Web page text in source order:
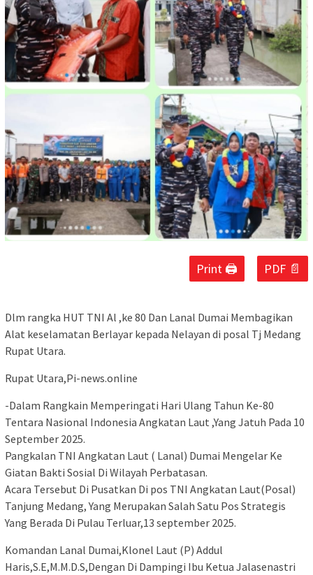
Print 🖨 PDF 📄
Dlm rangka HUT TNI Al ,ke 80 Dan Lanal Dumai Membagikan
Alat keselamatan Berlayar kepada Nelayan di posal Tj Medang
Rupat Utara.
Rupat Utara,Pi-news.online
-Dalam Rangkain Memperingati Hari Ulang Tahun Ke-80
Tentara Nasional Indonesia Angkatan Laut ,Yang Jatuh Pada 10
September 2025.
Pangkalan TNI Angkatan Laut ( Lanal) Dumai Mengelar Ke
Giatan Bakti Sosial Di Wilayah Perbatasan.
Acara Tersebut Di Pusatkan Di pos TNI Angkatan Laut(Posal)
Tanjung Medang, Yang Merupakan Salah Satu Pos Strategis
Yang Berada Di Pulau Terluar,13 september 2025.
Komandan Lanal Dumai,Klonel Laut (P) Addul
Haris,S.E,M.M.D.S,Dengan Di Dampingi Ibu Ketua Jalasenastri